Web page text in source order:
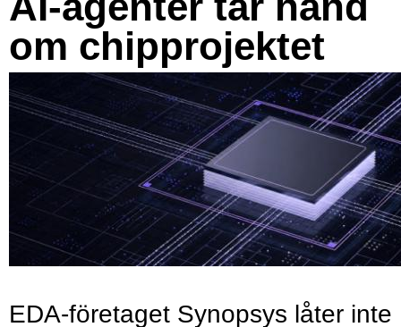
om chipprojektet
EDA-företaget Synopsys låter inte